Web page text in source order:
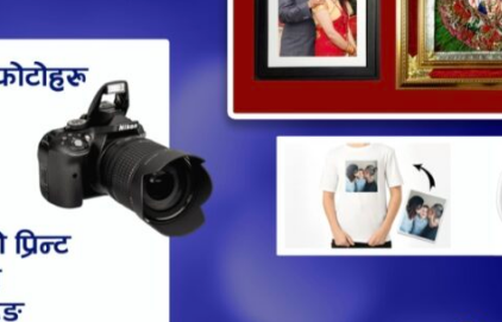
प्रहरीले नियन्त्रणमा लिएर दिनभर तातो घाममा राखेको छ।